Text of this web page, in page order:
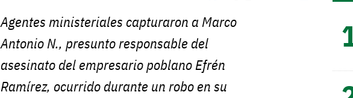
Agentes ministeriales capturaron a Marco
Antonio N., presunto responsable del
asesinato del empresario poblano Efrén
Ramírez, ocurrido durante un robo en su